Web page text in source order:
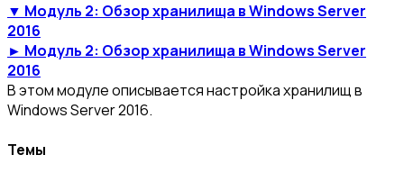
▼ Модуль 2: Обзор хранилища в Windows Server
2016
► Модуль 2: Обзор хранилища в Windows Server
2016
В этом модуле описывается настройка хранилищ в
Windows Server 2016.
Темы